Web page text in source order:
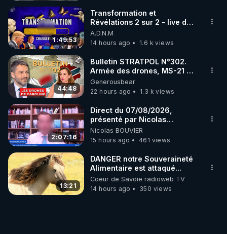
1:49:53
Transformation et
Révélations 2 sur 2 - live du
07/08/26
A.D.N.M
14 hours ago
1.6 k views
44:48
Bulletin STRATPOL N°302.
Armée des drones, MS-21 en
série, missiles coréens.
07.08.2026.
Generousbear
22 hours ago
1.3 k views
2:07:16
Direct du 07/08/2026,
présenté par Nicolas
BOUVIER
Nicolas BOUVIER
15 hours ago
461 views
13:21
DANGER notre Souveraineté
Alimentaire est attaqué...
Coeur de Savoie radioweb TV
14 hours ago
350 views